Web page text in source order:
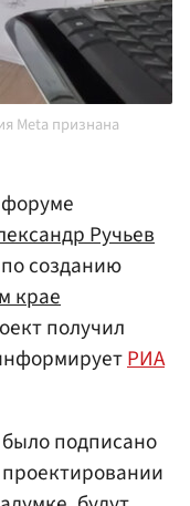
Meta признана
Ручьев
созданию
крае
получил
РИА
подписано